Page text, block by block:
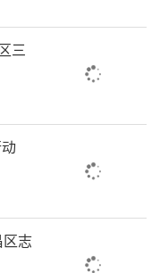
织的成长史，
本。
三
志